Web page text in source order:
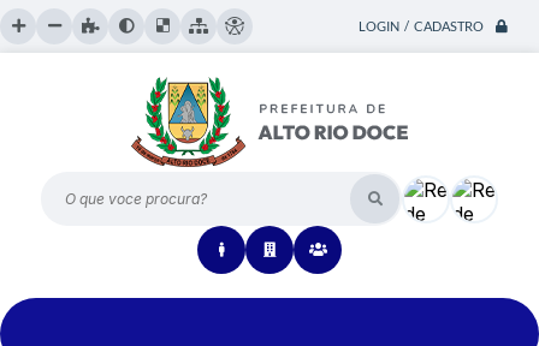
LOGIN / CADASTRO
O que voce procura?